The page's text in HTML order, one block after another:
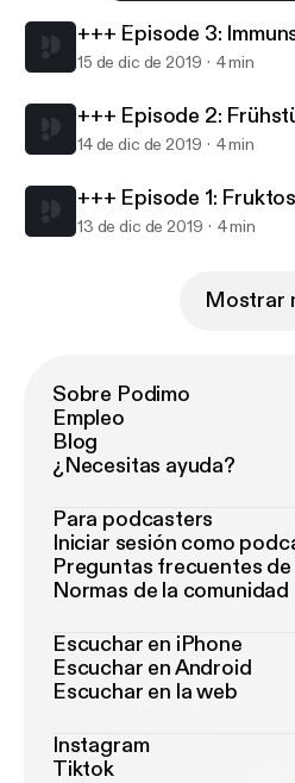
FOODFORUM - Der Podcast
+++ Episode 3:
15 de dic de 2019 4 min
+++ Episode 2:
14 de dic de 2019 4 min
+++ Episode 1:
13 de dic de 2019 4 min
Mostrar
Sobre Podimo
Empleo
Blog
¿Necesitas ayuda?
Para podcasters
Iniciar sesión como
Preguntas frecuentes
Normas de la comunidad
Escuchar en iPhone
Escuchar en Android
Escuchar en la web
Instagram
Tiktok